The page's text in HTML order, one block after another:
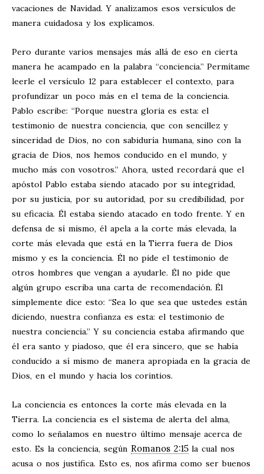
vacaciones de Navidad. Y analizamos esos versículos de
manera cuidadosa y los explicamos.
Pero durante varios mensajes más allá de eso en cierta
manera he acampado en la palabra “conciencia.” Permítame
leerle el versículo 12 para establecer el contexto, para
profundizar un poco más en el tema de la conciencia.
Pablo escribe: “Porque nuestra gloria es esta: el
testimonio de nuestra conciencia, que con sencillez y
sinceridad de Dios, no con sabiduría humana, sino con la
gracia de Dios, nos hemos conducido en el mundo, y
mucho más con vosotros.” Ahora, usted recordará que el
apóstol Pablo estaba siendo atacado por su integridad,
por su justicia, por su autoridad, por su credibilidad, por
su eficacia. Él estaba siendo atacado en todo frente. Y en
defensa de sí mismo, él apela a la corte más elevada, la
corte más elevada que está en la Tierra fuera de Dios
mismo y es la conciencia. Él no pide el testimonio de
otros hombres que vengan a ayudarle. Él no pide que
algún grupo escriba una carta de recomendación. Él
simplemente dice esto: “Sea lo que sea que ustedes están
diciendo, nuestra confianza es esta: el testimonio de
nuestra conciencia.” Y su conciencia estaba afirmando que
él era santo y piadoso, que él era sincero, que se había
conducido a sí mismo de manera apropiada en la gracia de
Dios, en el mundo y hacia los corintios.
La conciencia es entonces la corte más elevada en la
Tierra. La conciencia es el sistema de alerta del alma,
como lo señalamos en nuestro último mensaje acerca de
esto. Es la conciencia, según Romanos 2:15la cual nos
acusa o nos justifica. Esto es, nos afirma como ser buenos